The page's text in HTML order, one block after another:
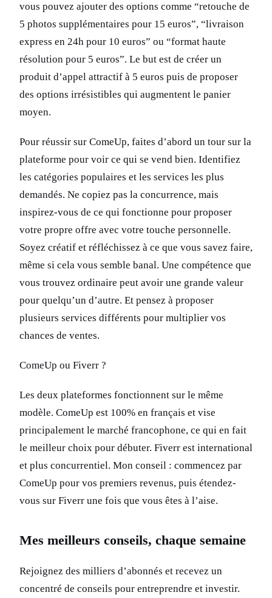
vous pouvez ajouter des options comme “retouche de
5 photos supplémentaires pour 15 euros”, “livraison
express en 24h pour 10 euros” ou “format haute
résolution pour 5 euros”. Le but est de créer un
produit d’appel attractif à 5 euros puis de proposer
des options irrésistibles qui augmentent le panier
moyen.
Pour réussir sur ComeUp, faites d’abord un tour sur la
plateforme pour voir ce qui se vend bien. Identifiez
les catégories populaires et les services les plus
demandés. Ne copiez pas la concurrence, mais
inspirez-vous de ce qui fonctionne pour proposer
votre propre offre avec votre touche personnelle.
Soyez créatif et réfléchissez à ce que vous savez faire,
même si cela vous semble banal. Une compétence que
vous trouvez ordinaire peut avoir une grande valeur
pour quelqu’un d’autre. Et pensez à proposer
plusieurs services différents pour multiplier vos
chances de ventes.
ComeUp ou Fiverr ?
Les deux plateformes fonctionnent sur le même
modèle. ComeUp est 100% en français et vise
principalement le marché francophone, ce qui en fait
le meilleur choix pour débuter. Fiverr est international
et plus concurrentiel. Mon conseil : commencez par
ComeUp pour vos premiers revenus, puis étendez-
vous sur Fiverr une fois que vous êtes à l’aise.
Mes meilleurs conseils, chaque semaine
Rejoignez des milliers d’abonnés et recevez un
concentré de conseils pour entreprendre et investir.